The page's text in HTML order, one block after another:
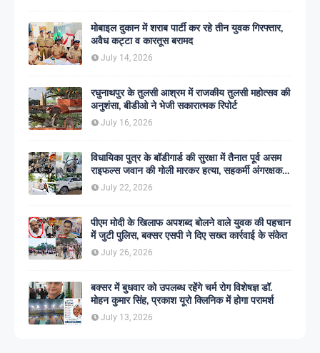
मोबाइल दुकान में शराब पार्टी कर रहे तीन युवक गिरफ्तार,
अवैध कट्टा व कारतूस बरामद
July 14, 2026
रघुनाथपुर के तुलसी आश्रम में राजकीय तुलसी महोत्सव की
अनुशंसा, बीडीओ ने भेजी सकारात्मक रिपोर्ट
July 16, 2026
विधायिका पुत्र के बॉडीगार्ड की सुरक्षा में तैनात पूर्व असम
राइफल्स जवान की गोली मारकर हत्या, सहकर्मी अंगरक्षक
गिरफ्तार
July 22, 2026
पीएम मोदी के खिलाफ अपशब्द बोलने वाले युवक की पहचान
में जुटी पुलिस, बक्सर एसपी ने दिए सख्त कार्रवाई के संकेत
July 26, 2026
बक्सर में बुधवार को उपलब्ध रहेंगे चर्म रोग विशेषज्ञ डॉ.
मोहन कुमार सिंह, प्रकाश यूरो क्लिनिक में होगा परामर्श
July 13, 2026